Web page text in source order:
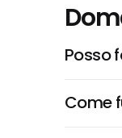
Posso
Come